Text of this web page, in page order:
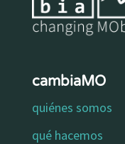
cambiaMO
quiénes somos
qué hacemos